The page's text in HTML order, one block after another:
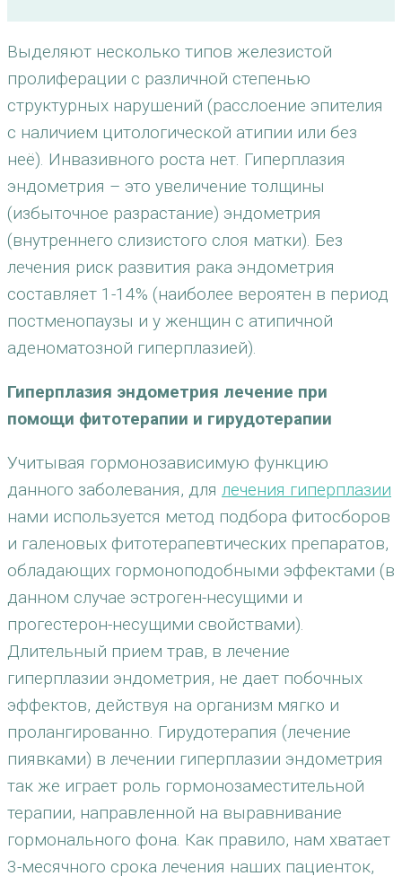
Выделяют несколько типов железистой
пролиферации с различной степенью
структурных нарушений (расслоение эпителия
с наличием цитологической атипии или без
неё). Инвазивного роста нет. Гиперплазия
эндометрия – это увеличение толщины
(избыточное разрастание) эндометрия
(внутреннего слизистого слоя матки). Без
лечения риск развития рака эндометрия
составляет 1-14% (наиболее вероятен в период
постменопаузы и у женщин с атипичной
аденоматозной гиперплазией).
Гиперплазия эндометрия лечение при
помощи фитотерапии и гирудотерапии
Учитывая гормонозависимую функцию
данного заболевания, для лечения гиперплазии
нами используется метод подбора фитосборов
и галеновых фитотерапевтических препаратов,
обладающих гормоноподобными эффектами (в
данном случае эстроген-несущими и
прогестерон-несущими свойствами).
Длительный прием трав, в лечение
гиперплазии эндометрия, не дает побочных
эффектов, действуя на организм мягко и
пролангированно. Гирудотерапия (лечение
пиявками) в лечении гиперплазии эндометрия
так же играет роль гормонозаместительной
терапии, направленной на выравнивание
гормонального фона. Как правило, нам хватает
3-месячного срока лечения наших пациенток,